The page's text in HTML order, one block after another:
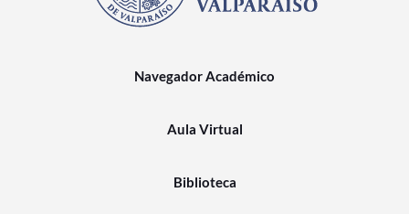
Navegador Académico
Aula Virtual
Biblioteca